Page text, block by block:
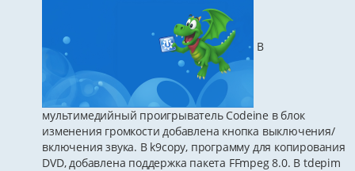
В
мультимедийный проигрыватель Codeine в блок
изменения громкости добавлена кнопка выключения/
включения звука. В k9copy, программу для копирования
DVD, добавлена поддержка пакета FFmpeg 8.0. В tdepim